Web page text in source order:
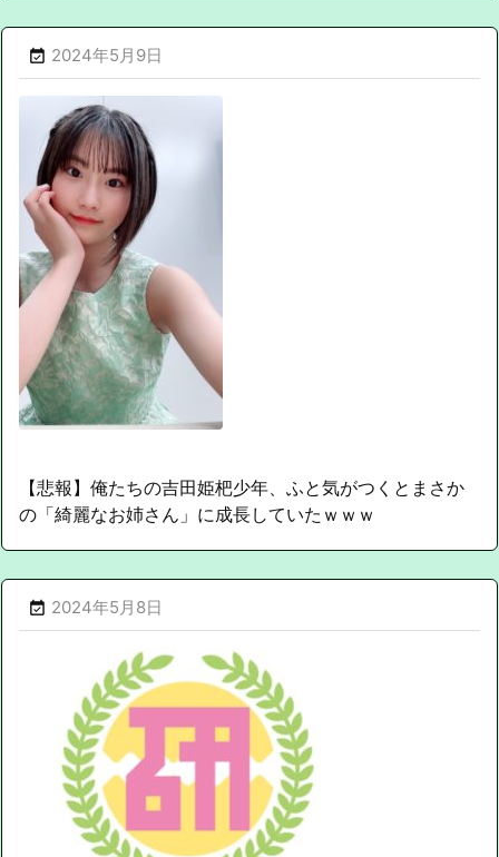
 2024年5月9日
【悲報】俺たちの吉田姫杷少年、ふと気がつくとまさか
の「綺麗なお姉さん」に成長していたｗｗｗ
 2024年5月8日